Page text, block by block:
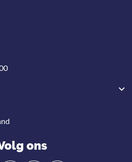
ons